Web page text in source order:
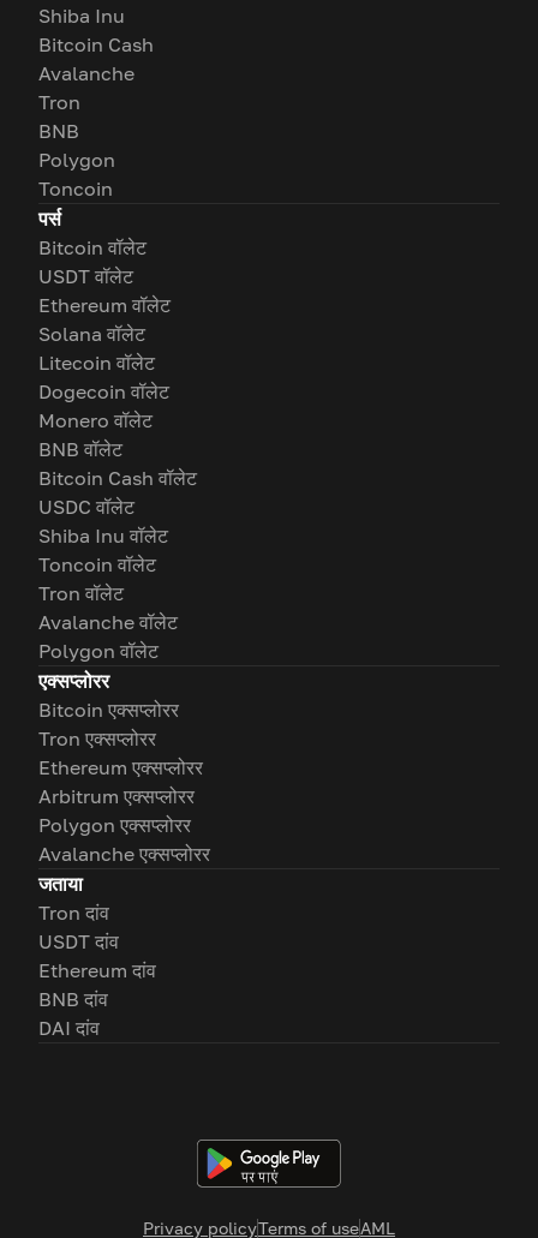
Privacy policyTerms of useAML
Shiba Inu
Bitcoin Cash
Avalanche
Tron
BNB
Polygon
Toncoin
पर्स
Bitcoin वॉलेट
USDT वॉलेट
Ethereum वॉलेट
Solana वॉलेट
Litecoin वॉलेट
Dogecoin वॉलेट
Monero वॉलेट
BNB वॉलेट
Bitcoin Cash वॉलेट
USDC वॉलेट
Shiba Inu वॉलेट
Toncoin वॉलेट
Tron वॉलेट
Avalanche वॉलेट
Polygon वॉलेट
एक्सप्लोरर
Bitcoin एक्सप्लोरर
Tron एक्सप्लोरर
Ethereum एक्सप्लोरर
Arbitrum एक्सप्लोरर
Polygon एक्सप्लोरर
Avalanche एक्सप्लोरर
जताया
Tron दांव
USDT दांव
Ethereum दांव
BNB दांव
DAI दांव